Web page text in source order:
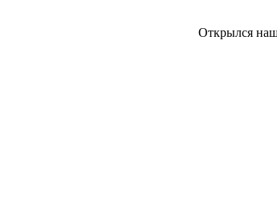
Открылся